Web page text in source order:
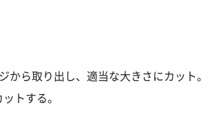
から取り出し、適当な大きさにカット。
トする。